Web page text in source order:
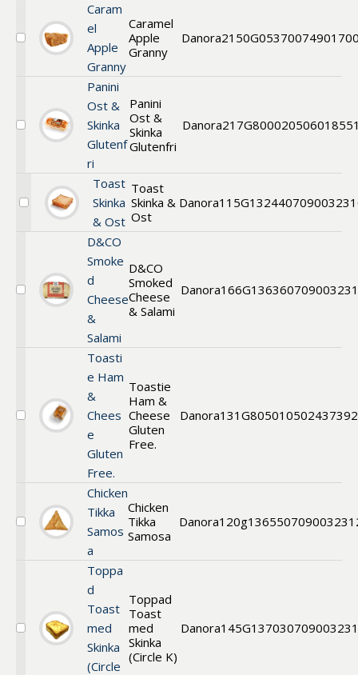
Välj
Caram
el
Apple
Granny
Caramel
Apple
Granny
Danora2150G0537
Välj
&
Glutenfri
Panini
Ost &
Skinka
Glutenf
ri
Panini
Ost &
Skinka
Glutenfri
Danora217G80002
Välj
Skinka
Toast
Skinka
& Ost
Toast
Skinka &
Ost
Danora115G13244
Välj
D&CO
Smoke
d
Cheese
&
Salami
D&CO
Smoked
Cheese
& Salami
Danora166G13636
Välj
Toasti
e Ham
&
Chees
e
Gluten
Free.
Toastie
Ham &
Cheese
Gluten
Free.
Danora131G80501
Välj
Chicken
Tikka
Samos
a
Chicken
Tikka
Samosa
Danora120g13655
Välj
Toppa
d
Toast
med
Skinka
(Circle
Toppad
Toast
med
Skinka
(Circle K)
Danora145G13703